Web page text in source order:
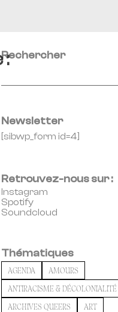
Rechercher
Newsletter
[sibwp_form id=4]
Retrouvez-nous sur :
Instagram
Spotify
Soundcloud
Thématiques
AGENDA
AMOURS
ANTIRACISME & DÉCOLONIALITÉ
ARCHIVES QUEERS
ART